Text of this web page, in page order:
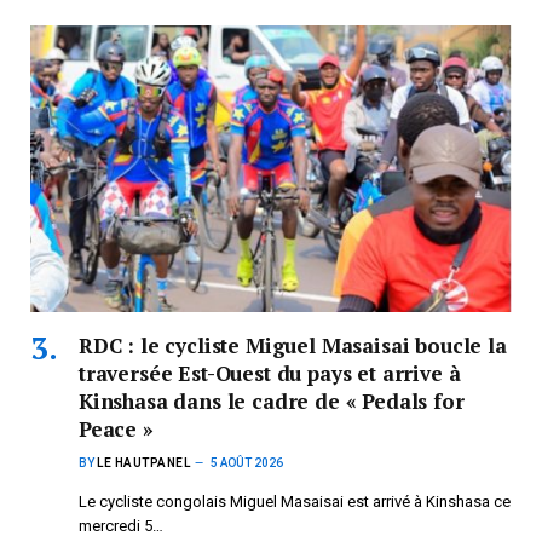
RDC : le cycliste Miguel Masaisai boucle la
traversée Est-Ouest du pays et arrive à
Kinshasa dans le cadre de « Pedals for
Peace »
BY LE HAUTPANEL 5 AOÛT 2026
Le cycliste congolais Miguel Masaisai est arrivé à Kinshasa ce
mercredi 5…